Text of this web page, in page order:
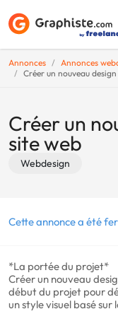
Annonces
Annonces
Créer un nouveau
Créer un
site web
Webdesign
Cette annonce a été
*La portée du projet*
Créer un nouveau
début du projet pour
un style visuel basé sur